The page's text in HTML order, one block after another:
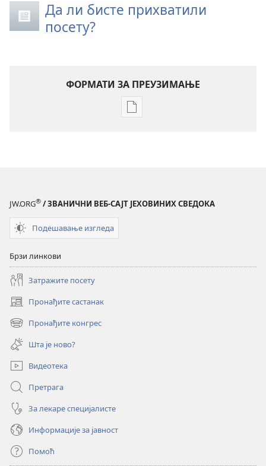
Да ли бисте прихватили
посету?
ФОРМАТИ ЗА ПРЕУЗИМАЊЕ
Формати
КУЛА
1992.
JW.ORG® / ЗВАНИЧНИ ВЕБ-САЈТ ЈЕХОВИНИХ СВЕДОКА
Подешавање изгледа
Брзи линкови
Затражите посету
Пронађите састанак
(отвара
нови
прозор)
Пронађите конгрес
(отвара
нови
прозор)
Шта је ново?
Видеотека
Претрага
За лекаре специјалисте
Информације за јавност
Помоћ